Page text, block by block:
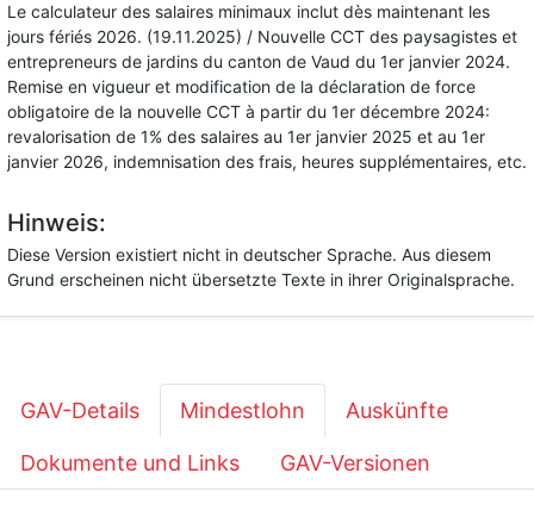
Le calculateur des salaires minimaux inclut dès maintenant les
jours fériés 2026. (19.11.2025) / Nouvelle CCT des paysagistes et
entrepreneurs de jardins du canton de Vaud du 1er janvier 2024.
Remise en vigueur et modification de la déclaration de force
obligatoire de la nouvelle CCT à partir du 1er décembre 2024:
revalorisation de 1% des salaires au 1er janvier 2025 et au 1er
janvier 2026, indemnisation des frais, heures supplémentaires, etc.
Hinweis:
Diese Version existiert nicht in deutscher Sprache. Aus diesem
Grund erscheinen nicht übersetzte Texte in ihrer Originalsprache.
GAV-Details Mindestlohn Auskünfte
Dokumente und Links GAV-Versionen